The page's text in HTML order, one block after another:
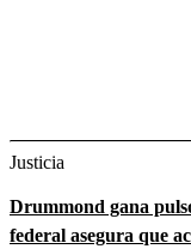
Justicia
Drummond gana
federal asegura que